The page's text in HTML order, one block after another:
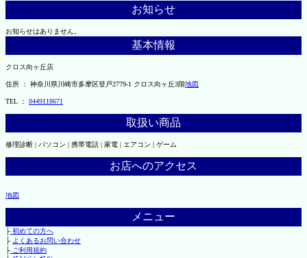
お知らせ
お知らせはありません。
基本情報
クロス向ヶ丘店
住所 ： 神奈川県川崎市多摩区登戸2779-1 クロス向ヶ丘3階地図
TEL ： 0449118671
取扱い商品
修理診断 | パソコン | 携帯電話 | 家電 | エアコン | ゲーム
お店へのアクセス
地図
メニュー
├初めての方へ
├ よくあるお問い合わせ
├ご利用規約